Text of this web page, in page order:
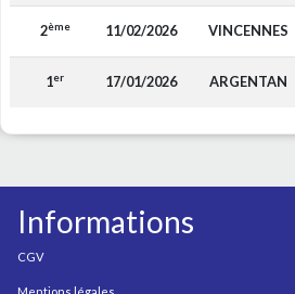
2ème 11/02/2026 VINCENNES
1er 17/01/2026 ARGENTAN
Informations
CGV